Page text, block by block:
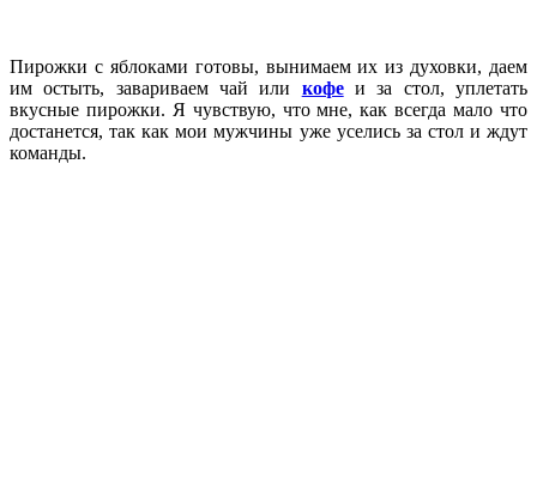
Пирожки с яблоками готовы, вынимаем их из духовки, даем
им остыть, завариваем чай или кофеи за стол, уплетать
вкусные пирожки. Я чувствую, что мне, как всегда мало что
достанется, так как мои мужчины уже уселись за стол и ждут
команды.